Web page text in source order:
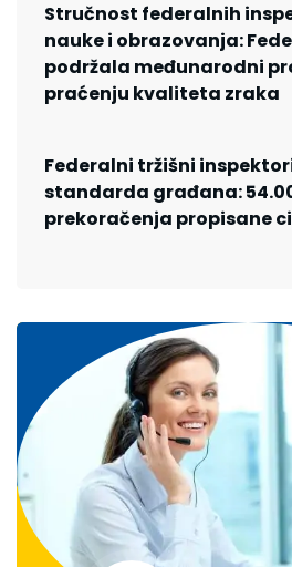
Stručnost federalnih
nauke i obrazovanja:
podržala međunarodni
praćenju kvaliteta zraka
Federalni tržišni
standarda građana:
prekoračenja propisane